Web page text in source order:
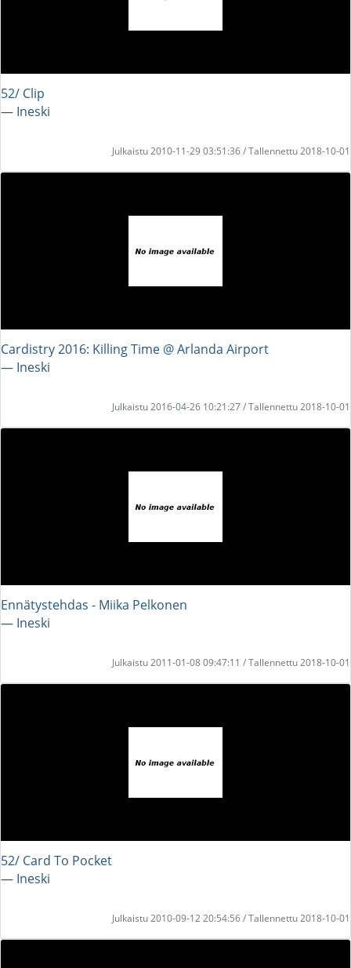
52/ Clip
― Ineski
Julkaistu 2010-11-29 03:51:36 / Tallennettu 2018-10-01
Cardistry 2016: Killing Time @ Arlanda Airport
― Ineski
Julkaistu 2016-04-26 10:21:27 / Tallennettu 2018-10-01
Ennätystehdas - Miika Pelkonen
― Ineski
Julkaistu 2011-01-08 09:47:11 / Tallennettu 2018-10-01
52/ Card To Pocket
― Ineski
Julkaistu 2010-09-12 20:54:56 / Tallennettu 2018-10-01